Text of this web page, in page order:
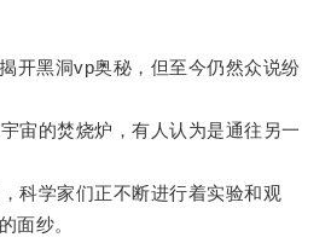
黑洞vp奥秘，但至今仍然众说纷
的焚烧炉，有人认为是通往另一
学家们正不断进行着实验和观
面纱。